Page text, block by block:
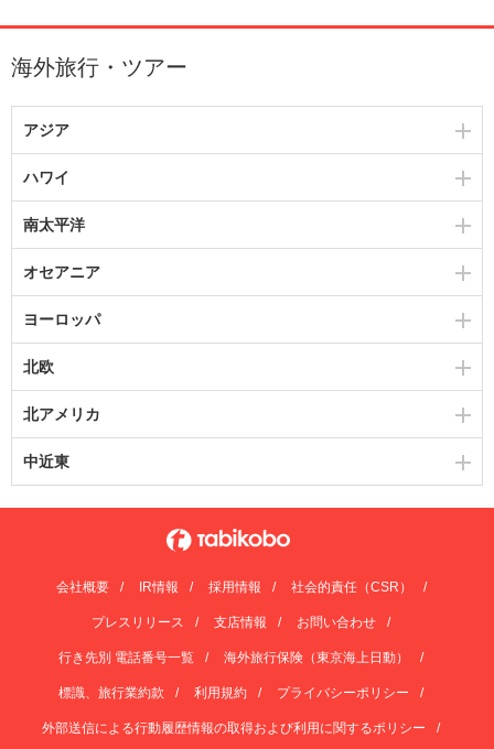
海外旅行・ツアー
アジア
ハワイ
南太平洋
オセアニア
ヨーロッパ
北欧
北アメリカ
中近東
会社概要 IR情報 採用情報 社会的責任（CSR）
プレスリリース 支店情報 お問い合わせ
行き先別 電話番号一覧 海外旅行保険（東京海上日動）
標識、旅行業約款 利用規約 プライバシーポリシー
外部送信による行動履歴情報の取得および利用に関するポリシー